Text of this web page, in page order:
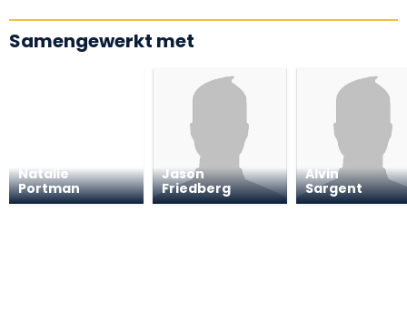
Samengewerkt met
Natalie
Portman
Jason
Friedberg
Alvin
Sargent